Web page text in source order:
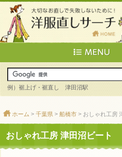
例）裾上げ・裾直し 津田沼駅
ホーム > 千葉県 > 船橋市 > おしゃれ工房
おしゃれ工房 津田沼ビート